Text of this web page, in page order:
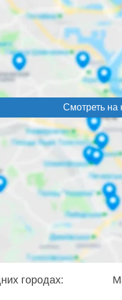
Смотреть на
городах: